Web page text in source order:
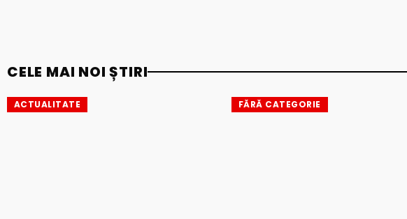
CELE MAI NOI ȘTIRI
ACTUALITATE FĂRĂ CATEGORIE